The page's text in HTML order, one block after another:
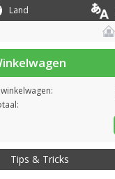
Land
Tips & Tricks